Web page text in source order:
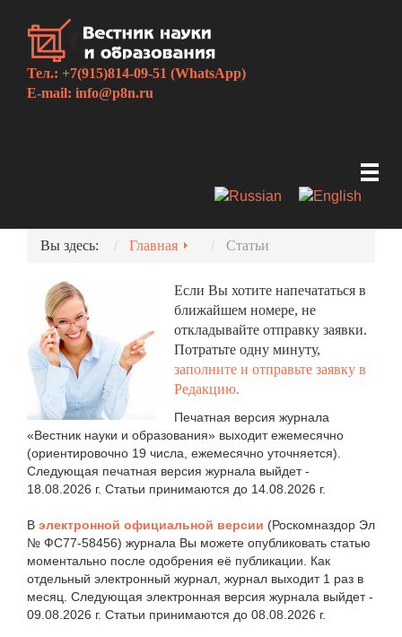
Тел.: +7(915)814-09-51 (WhatsApp)
E-mail: info@p8n.ru
Вы здесь: Главная Статьи
Если Вы хотите напечататься в
ближайшем номере, не
откладывайте отправку заявки.
Потратьте одну минуту,
заполните и отправьте заявку в
Редакцию.
Печатная версия журнала
«Вестник науки и образования» выходит ежемесячно
(ориентировочно 19 числа, ежемесячно уточняется).
Следующая печатная версия журнала выйдет -
18.08.2026 г. Статьи принимаются до 14.08.2026 г.
В электронной официальной версии (Роскомназдор Эл
№ ФС77-58456) журнала Вы можете опубликовать статью
моментально после одобрения её публикации. Как
отдельный электронный журнал, журнал выходит 1 раз в
месяц. Следующая электронная версия журнала выйдет -
09.08.2026 г. Статьи принимаются до 08.08.2026 г.